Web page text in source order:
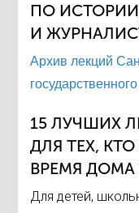
ПО
И
Архив лекций
15 ЛУЧШИХ
ДЛЯ ТЕХ,
ВРЕМЯ
Для детей,